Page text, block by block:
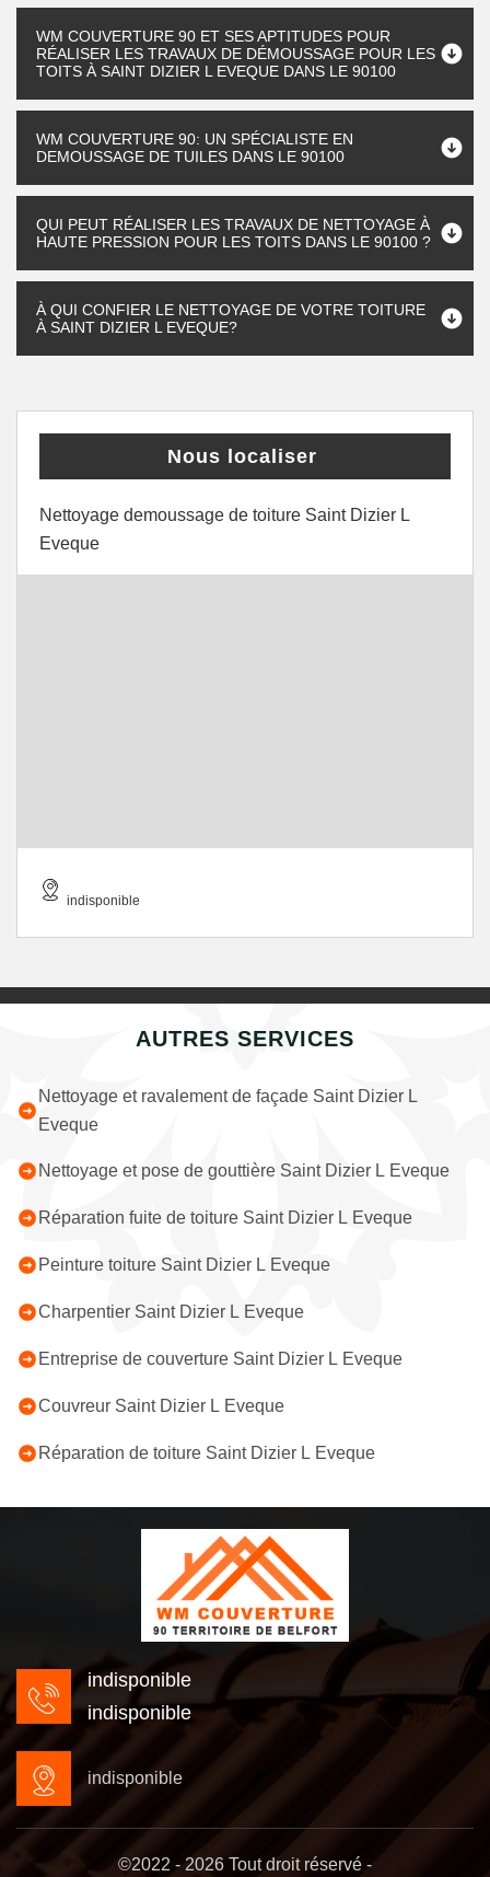
WM COUVERTURE 90 ET SES APTITUDES POUR
RÉALISER LES TRAVAUX DE DÉMOUSSAGE POUR LES
TOITS À SAINT DIZIER L EVEQUE DANS LE 90100
WM COUVERTURE 90: UN SPÉCIALISTE EN
DEMOUSSAGE DE TUILES DANS LE 90100
QUI PEUT RÉALISER LES TRAVAUX DE NETTOYAGE À
HAUTE PRESSION POUR LES TOITS DANS LE 90100 ?
À QUI CONFIER LE NETTOYAGE DE VOTRE TOITURE
À SAINT DIZIER L EVEQUE?
Nous localiser
Nettoyage demoussage de toiture Saint Dizier L
Eveque
indisponible
AUTRES SERVICES
Nettoyage et ravalement de façade Saint Dizier L
Eveque
Nettoyage et pose de gouttière Saint Dizier L Eveque
Réparation fuite de toiture Saint Dizier L Eveque
Peinture toiture Saint Dizier L Eveque
Charpentier Saint Dizier L Eveque
Entreprise de couverture Saint Dizier L Eveque
Couvreur Saint Dizier L Eveque
Réparation de toiture Saint Dizier L Eveque
indisponible
indisponible
indisponible
©2022 - 2026 Tout droit réservé -